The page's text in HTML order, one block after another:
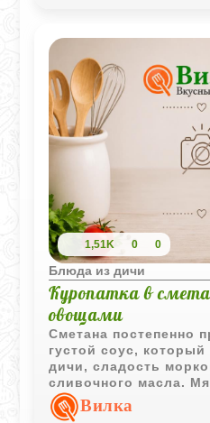
1,51K 0 0
Блюда из дичи
Куропатка в
овощами
Сметана постепенно
густой соус,
дичи, сладость
сливочного масла.
долгого томления
легко отделяется от
Вилка